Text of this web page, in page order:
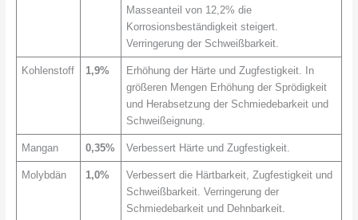
Masseanteil von 12,2% die
Korrosionsbeständigkeit steigert.
Verringerung der Schweißbarkeit.
Kohlenstoff 1,9%
Erhöhung der Härte und Zugfestigkeit. In
größeren Mengen Erhöhung der Sprödigkeit
und Herabsetzung der Schmiedebarkeit und
Schweißeignung.
Mangan 0,35% Verbessert Härte und Zugfestigkeit.
Molybdän 1,0%
Verbessert die Härtbarkeit, Zugfestigkeit und
Schweißbarkeit. Verringerung der
Schmiedebarkeit und Dehnbarkeit.